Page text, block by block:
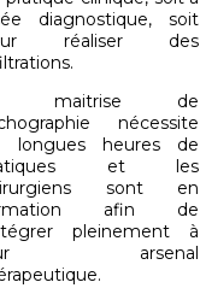
diagnostique, soit
réaliser des
maitrise de
nécessite
longues heures de
et les
sont en
afin de
pleinement à
arsenal